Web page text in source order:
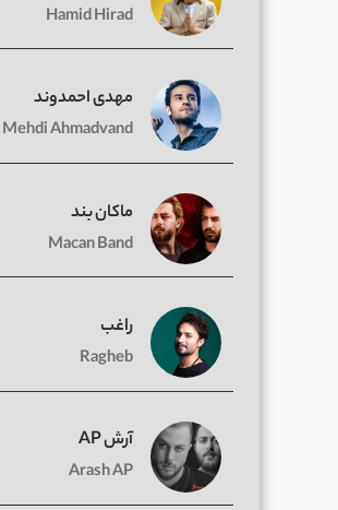
Hamid Hirad
مهدی احمدوند
Mehdi Ahmadvand
ماکان بند
Macan Band
راغب
Ragheb
آرش AP
Arash AP